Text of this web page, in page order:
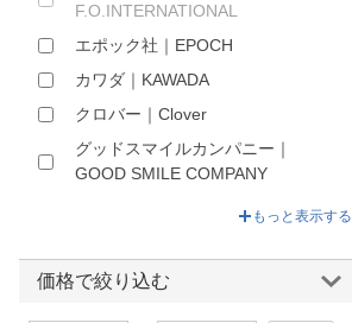
F.O.INTERNATIONAL
エポック社｜EPOCH
カワダ｜KAWADA
クロバー｜Clover
グッドスマイルカンパニー｜
GOOD SMILE COMPANY
サンスター文具｜sun-star
セガフェイブ｜SEGA Fave
もっと表示する
価格で絞り込む